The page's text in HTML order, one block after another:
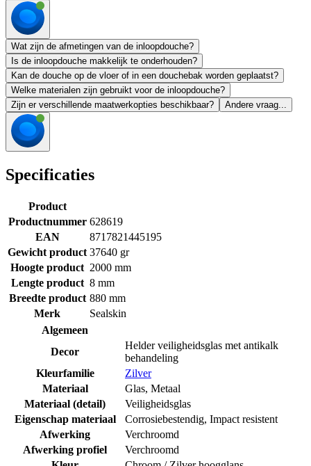
Wat zijn de afmetingen van de inloopdouche?
Is de inloopdouche makkelijk te onderhouden?
Kan de douche op de vloer of in een douchebak worden geplaatst?
Welke materialen zijn gebruikt voor de inloopdouche?
Zijn er verschillende maatwerkopties beschikbaar?
Andere vraag...
Specificaties
Product
Productnummer 628619
EAN
8717821445195
Gewicht product 37640 gr
Hoogte product 2000 mm
Lengte product 8 mm
Breedte product 880 mm
Merk
Sealskin
Algemeen
Decor
Helder veiligheidsglas met antikalk
behandeling
Kleurfamilie
Zilver
Materiaal
Glas, Metaal
Materiaal (detail)
Veiligheidsglas
Eigenschap materiaal
Corrosiebestendig, Impact resistent
Afwerking
Verchroomd
Afwerking profiel
Verchroomd